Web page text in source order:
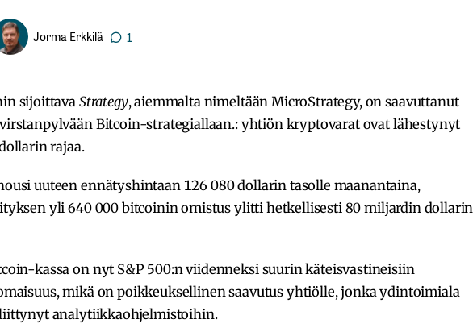
Jorma Erkkilä 1
sijoittava Strategy, aiemmalta nimeltään MicroStrategy, on saavuttanut
Bitcoin-strategiallaan.: yhtiön kryptovarat ovat lähestynyt
rajaa.
uuteen ennätyshintaan 126 080 dollarin tasolle maanantaina,
yli 640 000 bitcoinin omistus ylitti hetkellisesti 80 miljardin dollarin
kassa on nyt S&P 500:n viidenneksi suurin käteisvastineisiin
mikä on poikkeuksellinen saavutus yhtiölle, jonka ydintoimiala
analytiikkaohjelmistoihin.